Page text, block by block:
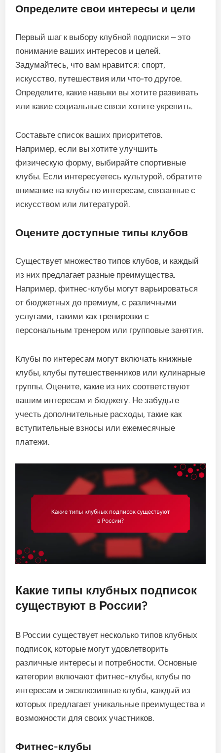
Определите свои интересы и цели
Первый шаг к выбору клубной подписки – это
понимание ваших интересов и целей.
Задумайтесь, что вам нравится: спорт,
искусство, путешествия или что-то другое.
Определите, какие навыки вы хотите развивать
или какие социальные связи хотите укрепить.
Составьте список ваших приоритетов.
Например, если вы хотите улучшить
физическую форму, выбирайте спортивные
клубы. Если интересуетесь культурой, обратите
внимание на клубы по интересам, связанные с
искусством или литературой.
Оцените доступные типы клубов
Существует множество типов клубов, и каждый
из них предлагает разные преимущества.
Например, фитнес-клубы могут варьироваться
от бюджетных до премиум, с различными
услугами, такими как тренировки с
персональным тренером или групповые занятия.
Клубы по интересам могут включать книжные
клубы, клубы путешественников или кулинарные
группы. Оцените, какие из них соответствуют
вашим интересам и бюджету. Не забудьте
учесть дополнительные расходы, такие как
вступительные взносы или ежемесячные
платежи.
Какие типы клубных подписок
существуют в России?
В России существует несколько типов клубных
подписок, которые могут удовлетворить
различные интересы и потребности. Основные
категории включают фитнес-клубы, клубы по
интересам и эксклюзивные клубы, каждый из
которых предлагает уникальные преимущества и
возможности для своих участников.
Фитнес-клубы